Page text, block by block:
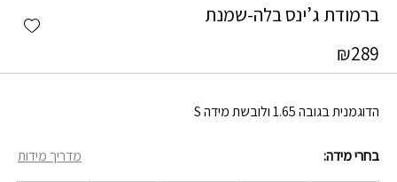
ברמודת ג’ינס בלה-שמנת
₪289
הדוגמנית בגובה 1.65 ולובשת מידה S
בחרי מידה מדריך מידות